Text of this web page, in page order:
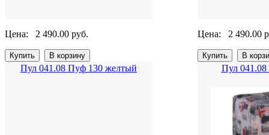
Цена: 2 490.00 руб. Цена: 2 490.00
Пул 041.08 Пуф 130 желтый Пул